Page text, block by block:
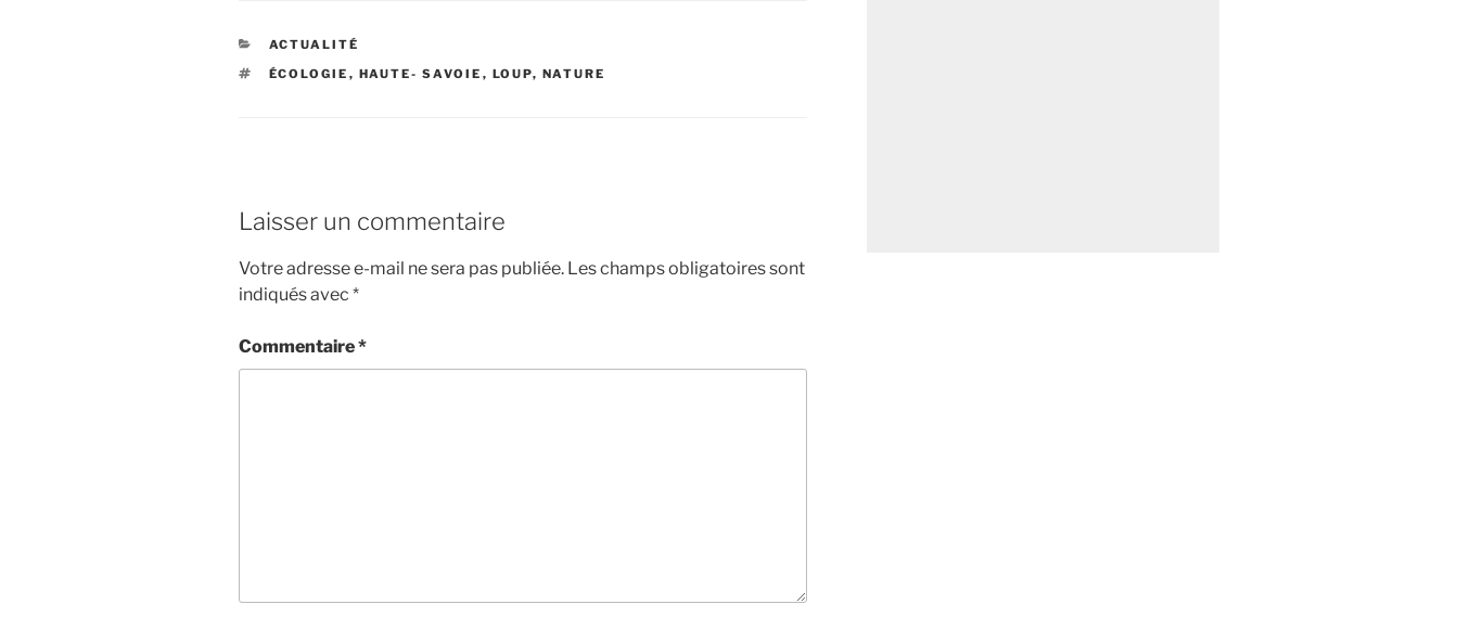
CATÉGORIES
ACTUALITÉ
ÉTIQUETTES
ÉCOLOGIE , HAUTE- SAVOIE , LOUP, NATURE
Laisser un commentaire
Votre adresse e-mail ne sera pas publiée. Les champs obligatoires sont
indiqués avec *
Commentaire*